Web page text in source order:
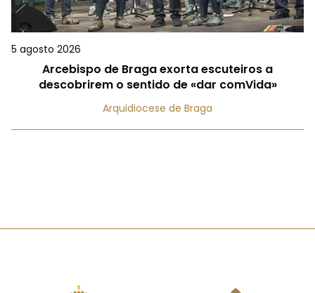
5 agosto 2026
Arcebispo de Braga exorta escuteiros a
descobrirem o sentido de «dar comVida»
Arquidiocese de Braga